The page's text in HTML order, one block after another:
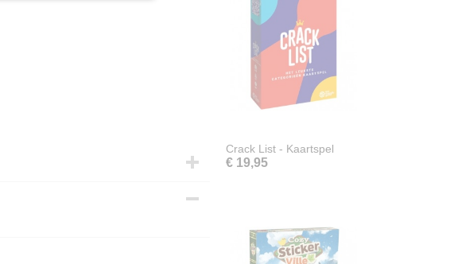
Crack List - Kaartspel
€ 19,95